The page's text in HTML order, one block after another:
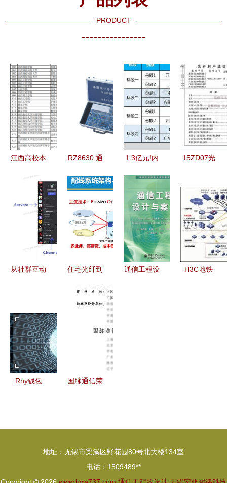
PRODUCT
----------------
江西高校本
新增46个、
撤销74个，
通信工程设
计方向何去
何从？
RZ8630 通
计概述及关
键要点
1.3亿元!内
区通信工程
设计服务集
采项目开标
15ZD07光
工程图集
免费下载与
设计核心解
析
从社群互动
品的通信工
程智慧
住宅光纤到
与施工规范
通信工程设
H3C地铁
Rhy钱包
半“腰斩”之
国脉通信荣
能融合试验
地址：无锡市梁溪区野花园80号北大楼134室
电话：1509489**